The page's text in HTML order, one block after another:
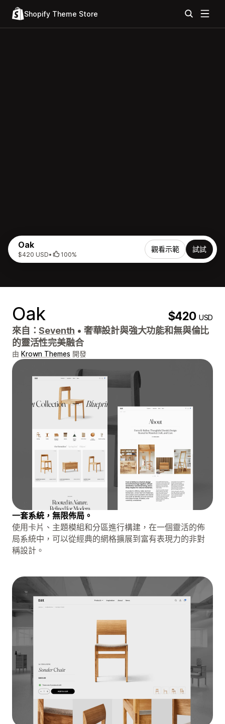
Shopify Theme Store
Oak
$420 USD• 100%
觀看示範 試試
Oak $420USD
來自：Seventh • 奢華設計與強大功能和無與倫比
的靈活性完美融合
由 Krown Themes 開發
一套系統，無限佈局。
使用卡片、主題模組和分區進行構建，在一個靈活的佈
局系統中，可以從經典的網格擴展到富有表現力的非對
稱設計。